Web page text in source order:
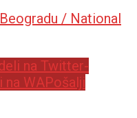
/ National
na Twitter-
na WAPošalji